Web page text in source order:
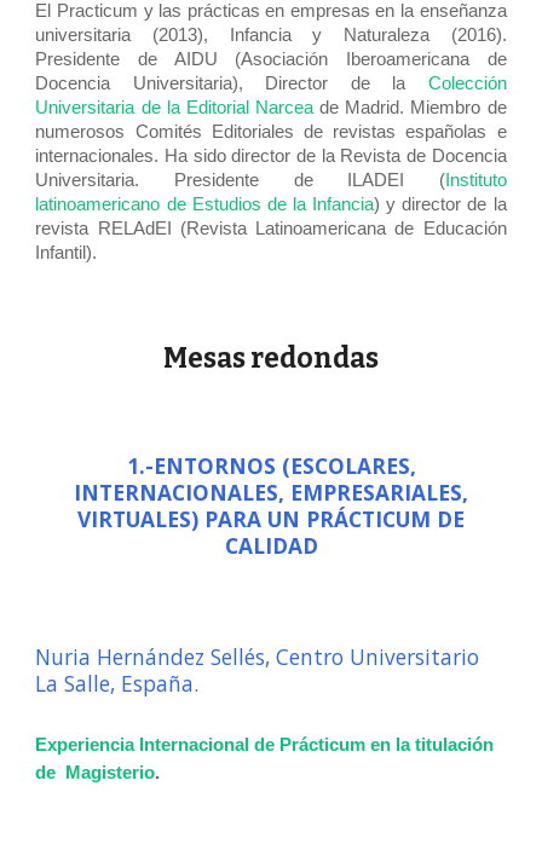
El Practicum y las prácticas en empresas en la enseñanza
universitaria (2013), Infancia y Naturaleza (2016).
Presidente de AIDU (Asociación Iberoamericana de
Docencia Universitaria), Director de la Colección
Universitaria de la Editorial Narcea de Madrid. Miembro de
numerosos Comités Editoriales de revistas españolas e
internacionales. Ha sido director de la Revista de Docencia
Universitaria. Presidente de ILADEI (Instituto
latinoamericano de Estudios de la Infancia) y director de la
revista RELAdEI (Revista Latinoamericana de Educación
Infantil).
Mesas redondas
1.-ENTORNOS (ESCOLARES,
INTERNACIONALES, EMPRESARIALES,
VIRTUALES) PARA UN PRÁCTICUM DE
CALIDAD
Nuria Hernández Sellés, Centro Universitario
La Salle, España.
Experiencia Internacional de Prácticum en la titulación
de Magisterio.